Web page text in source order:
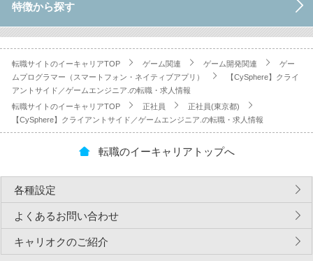
特徴から探す
転職サイトのイーキャリアTOP ゲーム関連 ゲーム開発関連
ゲー
ムプログラマー（スマートフォン・ネイティブアプリ）
【CySphere】クライ
アントサイド／ゲームエンジニア.の転職・求人情報
転職サイトのイーキャリアTOP
正社員
正社員(東京都)
【CySphere】クライアントサイド／ゲームエンジニア.の転職・求人情報
転職のイーキャリアトップへ
各種設定
よくあるお問い合わせ
キャリオクのご紹介